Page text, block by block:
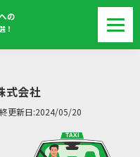
の
！
式会社
更新日:2024/05/20